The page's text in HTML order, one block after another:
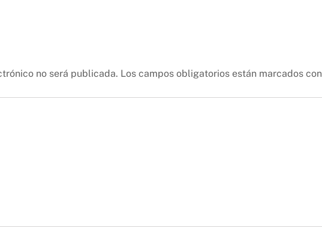
no será publicada. Los campos obligatorios están marcados con